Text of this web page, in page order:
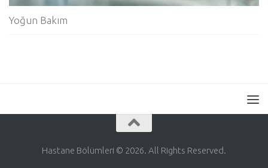
Yoğun Bakım
Hastane Bölümleri © 2026. All Rights Reserved.